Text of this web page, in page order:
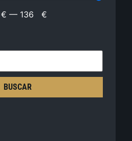
€ — 136 €
BUSCAR